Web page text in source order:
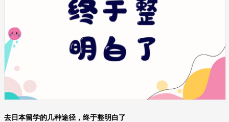
去日本留学的几种途径，终于整明白了